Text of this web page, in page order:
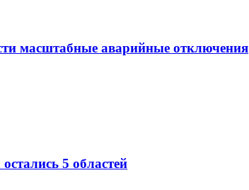
масштабные аварийные отключения
5 областей